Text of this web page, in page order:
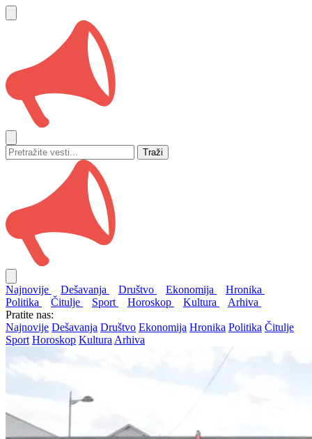
Traži
Najnovije Dešavanja Društvo Ekonomija
Hronika
Politika
Čitulje Sport Horoskop Kultura
Arhiva
Pratite nas:
Najnovije Dešavanja Društvo Ekonomija Hronika Politika Čitulje
Sport Horoskop Kultura Arhiva